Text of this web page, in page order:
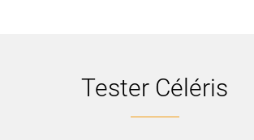
Tester Céléris